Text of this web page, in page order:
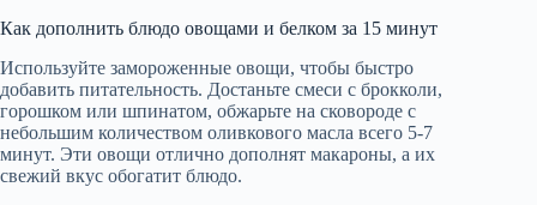
Как дополнить блюдо овощами и белком за 15 минут
Используйте замороженные овощи, чтобы быстро
добавить питательность. Достаньте смеси с брокколи,
горошком или шпинатом, обжарьте на сковороде с
небольшим количеством оливкового масла всего 5-7
минут. Эти овощи отлично дополнят макароны, а их
свежий вкус обогатит блюдо.